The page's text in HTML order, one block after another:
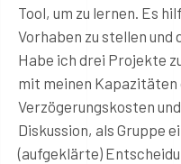
Tool, um zu lernen. Es
Vorhaben zu stellen
Habe ich drei Projekte
mit meinen Kapazitäten
Verzögerungskosten
Diskussion, als Gruppe
(aufgeklärte)